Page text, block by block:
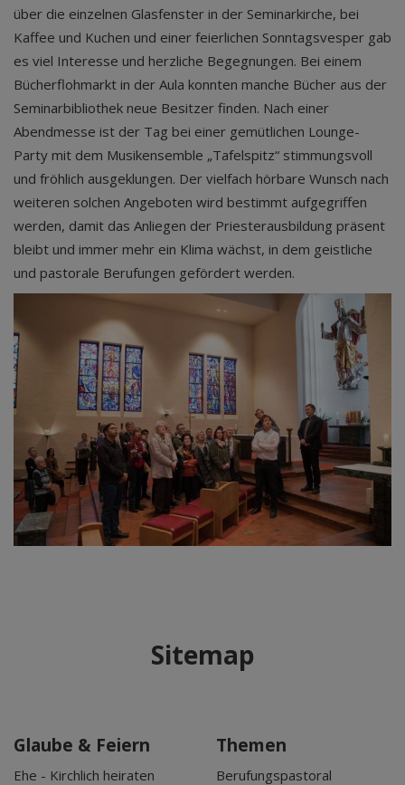
über die einzelnen Glasfenster in der Seminarkirche, bei
Kaffee und Kuchen und einer feierlichen Sonntagsvesper gab
es viel Interesse und herzliche Begegnungen. Bei einem
Bücherflohmarkt in der Aula konnten manche Bücher aus der
Seminarbibliothek neue Besitzer finden. Nach einer
Abendmesse ist der Tag bei einer gemütlichen Lounge-
Party mit dem Musikensemble „Tafelspitz“ stimmungsvoll
und fröhlich ausgeklungen. Der vielfach hörbare Wunsch nach
weiteren solchen Angeboten wird bestimmt aufgegriffen
werden, damit das Anliegen der Priesterausbildung präsent
bleibt und immer mehr ein Klima wächst, in dem geistliche
und pastorale Berufungen gefördert werden.
Sitemap
Glaube & Feiern
Ehe - Kirchlich heiraten
Themen
Berufungspastoral